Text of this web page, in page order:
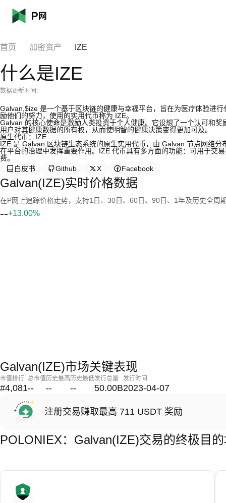
首页 加密资产 IZE
什么是IZE
数据更新时间:
Galvan,$ize 是一个基于区块链的健康与幸福平台，旨在为医疗体验进
励他们的努力，使用的实用代币称为 IZE。
Galvan 的核心使命是激励人类投资于个人健康。它设想了一个认可和
用户对其健康数据的所有权，从而使明智的健康决策变得更加可及。
原生代币：IZE
IZE 是 Galvan 区块链生态系统的原生实用代币，由 Galvan 节点网络
在平台的治理中发挥重要作用。IZE 代币具有多方面的功能：可用于交
费。
白皮书
Github X Facebook
Galvan(IZE)实时价格数据
在P网上追踪价格走势，支持1日、30日、60日、90日、1年及历史全周
--+13.00%
Galvan(IZE)市场关键表现
市值排行
#4,081
总市值
--
历史最高
--
历史最低
--
发行总量
50.00B
发行时间
2023-04-07
注册交易赚取最高 711 USDT 奖励
POLONIEX：Galvan(IZE)交易的终极目